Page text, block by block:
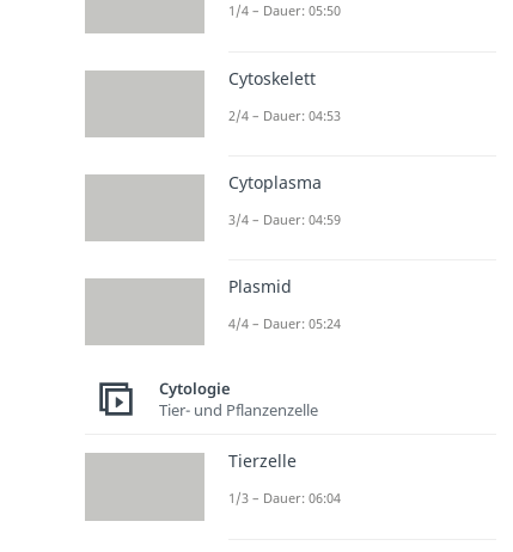
1/4 – Dauer: 05:50
Cytoskelett
2/4 – Dauer: 04:53
Cytoplasma
3/4 – Dauer: 04:59
Plasmid
4/4 – Dauer: 05:24
Cytologie
Tier- und Pflanzenzelle
Tierzelle
1/3 – Dauer: 06:04